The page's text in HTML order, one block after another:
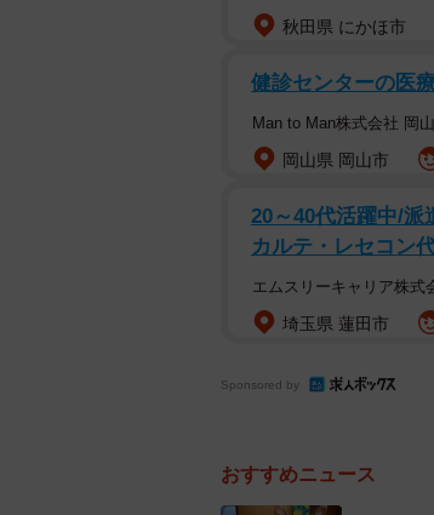
秋田県 にかほ市
健診センターの医
Man to Man株式会社 岡
岡山県 岡山市
20～40代活躍中/派
カルテ・レセコン
エムスリーキャリア株式
埼玉県 蓮田市
Sponsored by
おすすめニュース